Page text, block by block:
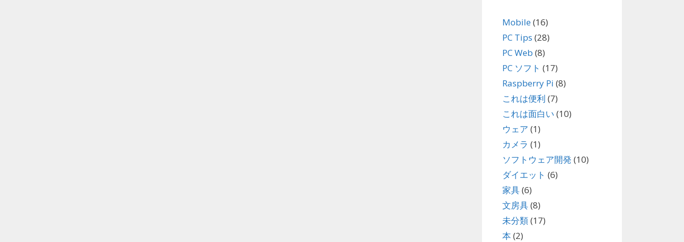
Mobile(16)
PC Tips (28)
PC Web (8)
PC ソフト (17)
Raspberry Pi (8)
これは便利 (7)
これは面白い (10)
ウェア (1)
カメラ (1)
ソフトウェア開発 (10)
ダイエット (6)
家具(6)
文房具(8)
未分類(17)
本 (2)